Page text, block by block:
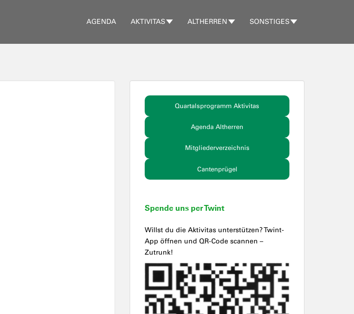
AGENDA AKTIVITAS ALTHERREN SONSTIGES
Quartalsprogramm Aktivitas
Agenda Altherren
Mitgliederverzeichnis
Cantenprügel
Spende uns per Twint
Willst du die Aktivitas unterstützen? Twint-
App öffnen und QR-Code scannen –
Zutrunk!